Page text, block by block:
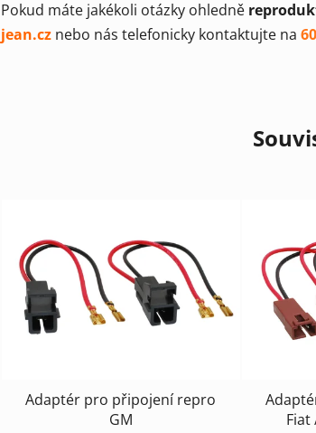
Pokud máte jakékoli otázky ohledně
jean.cz nebo nás telefonicky kontaktujte na
Adaptér pro připojení repro
GM
Fiat